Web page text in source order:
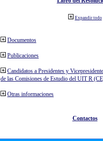
Expandir todo
Documentos
Publicaciones
Candidatos a Presidentes y
de las Comisiones de Estudio del UIT R
Otras informaciones
Contactos